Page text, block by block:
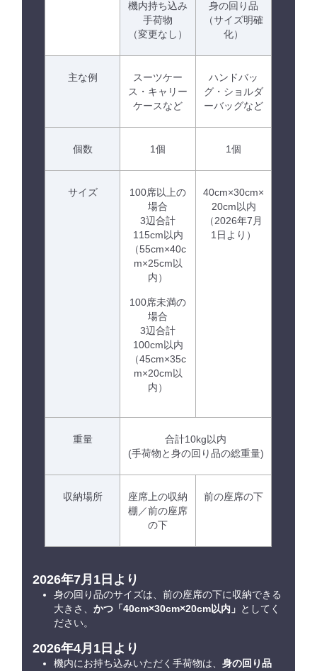
機内持ち込み
手荷物
（変更なし）
身の回り品
（サイズ明確
化）
主な例
スーツケー
ス・キャリー
ケースなど
ハンドバッ
グ・ショルダ
ーバッグなど
個数 1個 1個
サイズ
100席以上の
場合
3辺合計
115cm以内
（55cm×40c
m×25cm以
内）
100席未満の
場合
3辺合計
100cm以内
（45cm×35c
m×20cm以
内）
40cm×30cm×
20cm以内
（2026年7月
1日より）
重量
合計10kg以内
(手荷物と身の回り品の総重量)
収納場所
座席上の収納
棚／前の座席
の下
前の座席の下
2026年7月1日より
身の回り品のサイズは、前の座席の下に収納できる
大きさ、 かつ「40cm×30cm×20cm以内」 としてく
ださい。
2026年4月1日より
機内にお持ち込みいただく手荷物は、 身の回り品